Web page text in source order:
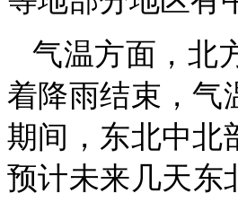
气温方面，北
着降雨结束，气
期间，东北中北
预计未来几天东